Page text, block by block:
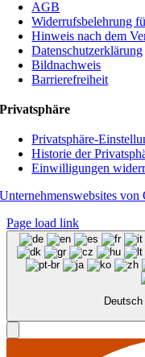
AGB
Widerrufsbelehrung
Hinweis nach dem
Datenschutzerklärung
Bildnachweis
Barrierefreiheit
Privatsphäre
Privatsphäre-
Historie der
Einwilligungen
Unternehmenswebsites
Page load link
Deutsch